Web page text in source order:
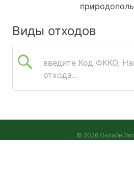
Виды отходов
введите Код ФККО,
отхода...
© 2026 Онлайн